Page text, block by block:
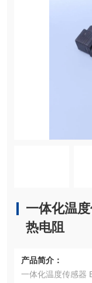
一体化温
热电阻
产品简介：
一体化温度传感器